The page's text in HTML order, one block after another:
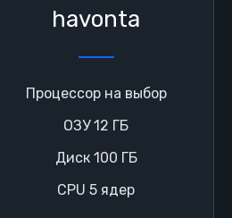
havonta
Процессор на выбор
ОЗУ 12 ГБ
Диск 100 ГБ
CPU 5 ядер